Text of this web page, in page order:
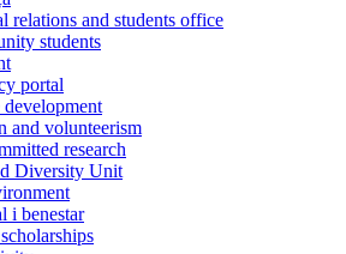
relations and students office
students
portal
development
and volunteerism
research
Diversity Unit
i benestar